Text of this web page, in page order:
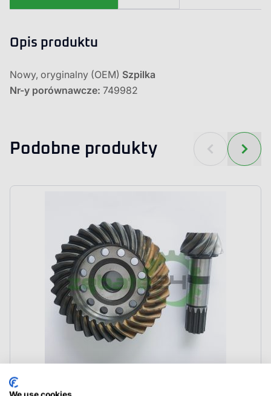
Opis produktu
Nowy, oryginalny (OEM) Szpilka
Nr-y porównawcze: 749982
Podobne produkty